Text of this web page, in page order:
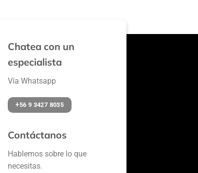
Chatea con un
especialista
Vía Whatsapp
+56 9 3427 8035
Contáctanos
Hablemos sobre lo que
necesitas.